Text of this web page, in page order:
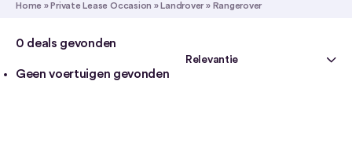
Home »Private Lease Occasion »Landrover » Rangerover
0 deals gevonden
Geen voertuigen gevonden